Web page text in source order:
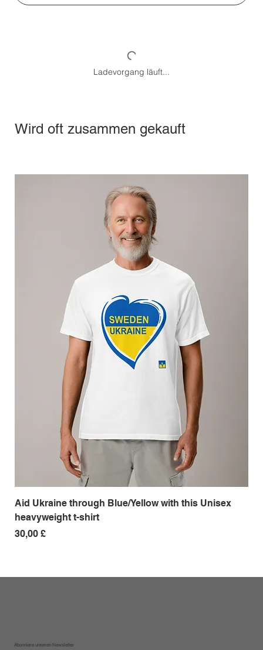
Ladevorgang läuft...
Wird oft zusammen gekauft
Aid Ukraine through Blue/Yellow with this Unisex
heavyweight t-shirt
Preis
30,00 £
Abonniere unseren Newsletter